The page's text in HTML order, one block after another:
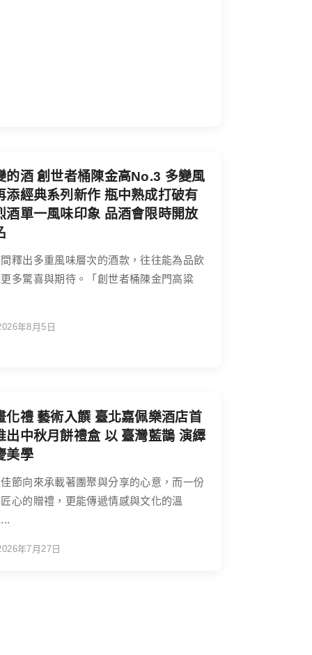
的酒 創世者桶陳金高No.3 多變風
添經典系列新作 瓶中熟成打破有
酒單一風味印象 品酒會限時開放
釋出多重風味層次的酒款，往往能為品飲
多驚喜與期待。「創世者桶陳金門高粱
年8月5日
化禮 藝術入饌 臺北嘉佩樂酒店首
出中秋月餅禮盒 以 臺灣藍鵲 演繹
美學
節向來承載著團聚與分享的心意，而一份
心的贈禮，更能傳遞情感與文化的溫
年7月27日